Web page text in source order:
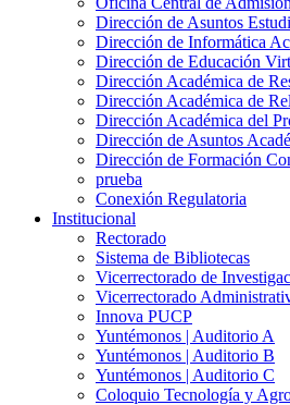
Dirección de Asuntos
Dirección de Informática
Dirección de Educación
Dirección Académica de
Dirección Académica de
Dirección Académica del
Dirección de Asuntos
Dirección de Formación
prueba
Conexión Regulatoria
Institucional
Rectorado
Sistema de Bibliotecas
Vicerrectorado de
Vicerrectorado
Innova PUCP
Yuntémonos | Auditorio A
Yuntémonos | Auditorio B
Yuntémonos | Auditorio C
Coloquio Tecnología y